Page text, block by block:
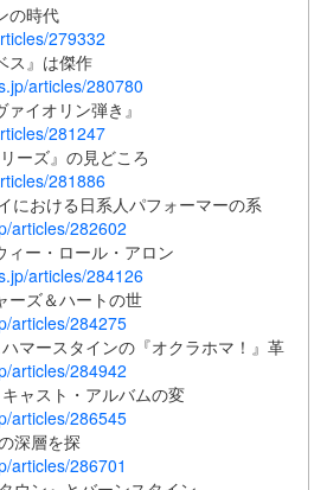
の時代
279332
ス』は傑作
articles/280780
ァイオリン弾き』
281247
ーズ』の見どころ
281886
における日系人パフォーマーの系
articles/282602
ー・ロール・アロン
articles/284126
ーズ＆ハートの世
articles/284275
マースタインの『オクラホマ！』革
articles/284942
ャスト・アルバムの変
articles/286545
深層を探
articles/286701